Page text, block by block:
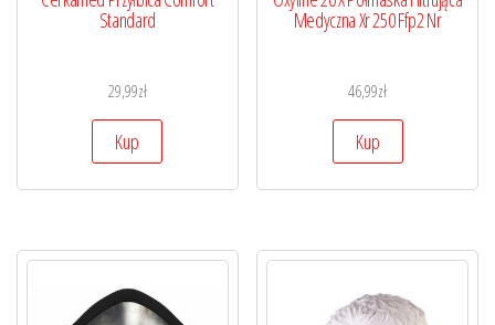
Standard
29,99zł
Kup
Medyczna Xr 250 Ffp2 Nr
46,99zł
Kup